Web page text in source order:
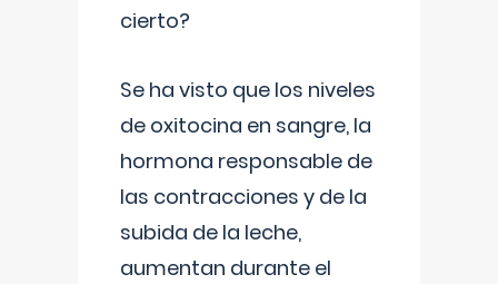
cierto?
Se ha visto que los niveles
de oxitocina en sangre, la
hormona responsable de
las contracciones y de la
subida de la leche,
aumentan durante el